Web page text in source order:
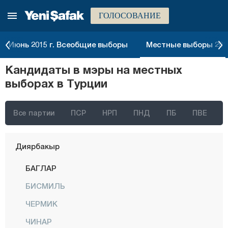
ГОЛОСОВАНИЕ
Июнь 2015 г. Всеобщие выборы Местные выборы
Кандидаты в мэры на местных
выборах в Турции
Все партии ПСР НРП ПНД ПБ ПВЕ
Болу
Чанаккале
Чанкыры
Денизли
Диярбакыр
БАГЛАР
БИСМИЛЬ
ЧЕРМИК
ЧИНАР